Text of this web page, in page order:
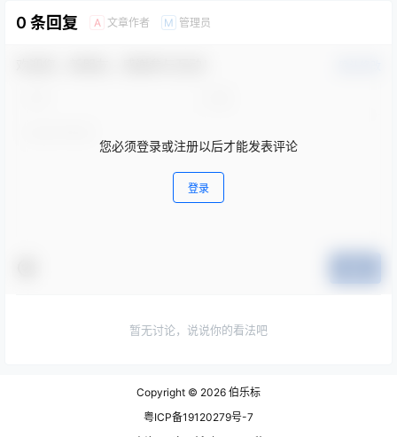
0 条回复 A 文章作者 M 管理员
您必须登录或注册以后才能发表评论
登录
暂无讨论，说说你的看法吧
Copyright © 2026 伯乐标
粤ICP备19120279号-7